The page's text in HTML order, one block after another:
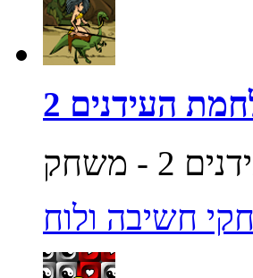
העידנים 2
חשיבה ולוח